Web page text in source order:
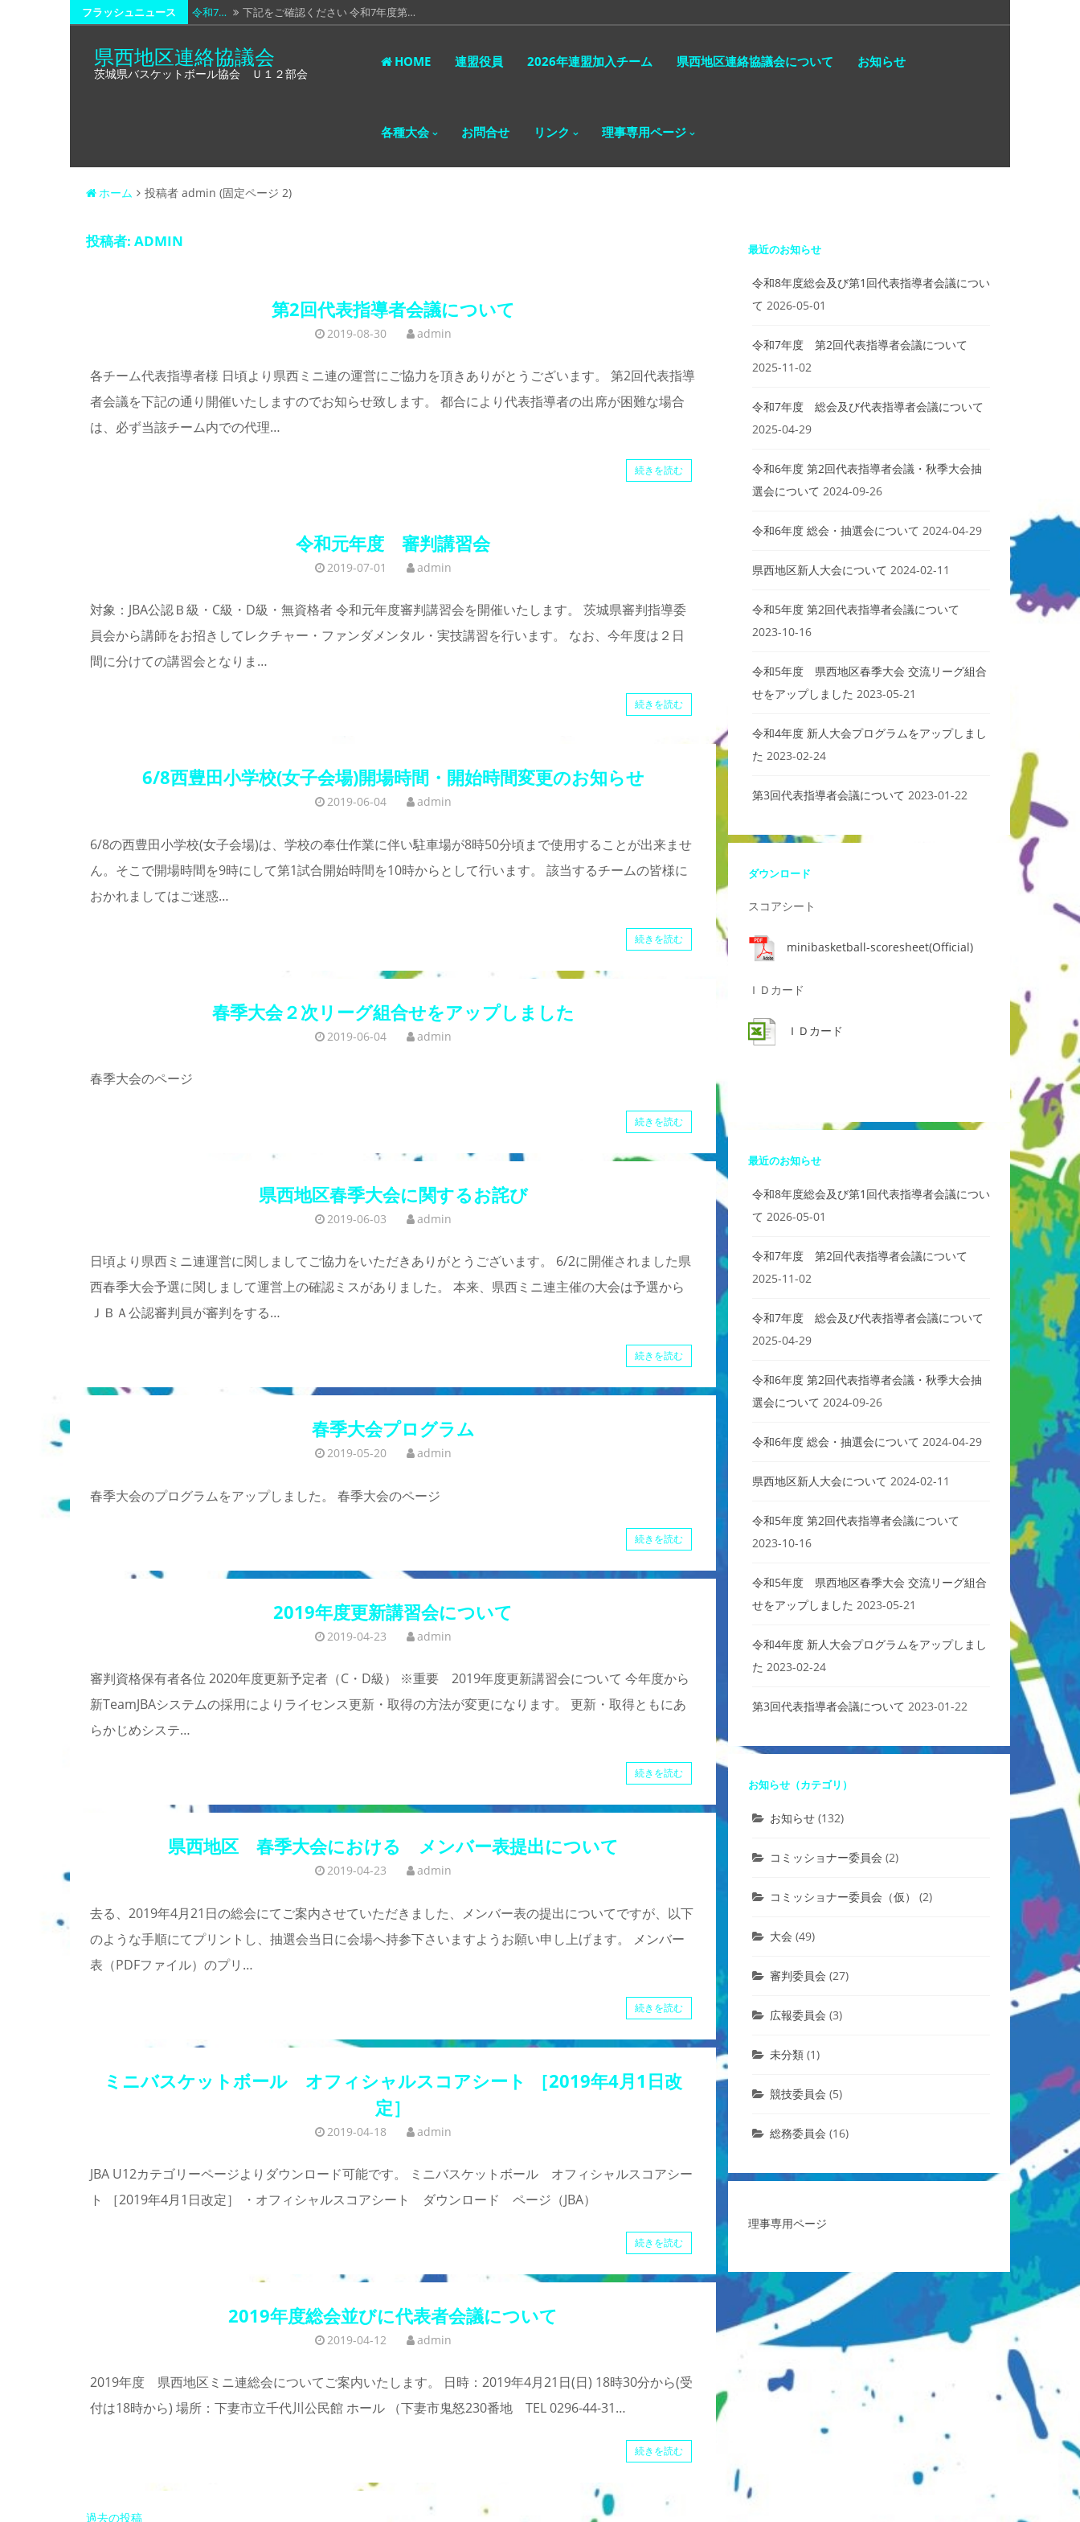
キ
フラッシュニュース 令和7… 下記をご確認ください 令和7年度第…
令和7… 下記をご確認ください。 令和7年度…
令和6… お世話になっております。 第2回代…
下記の通り、通知致します。 令和8…
県西地区連絡協議会
茨城県バスケットボール協会 Ｕ１２部会
HOME 連盟役員 2026年連盟加入チーム 県西地区連絡協議会について お知らせ
各種大会 お問合せ リンク 理事専用ページ
ホーム 投稿者 admin (固定ページ 2)
投稿者: ADMIN
第2回代表指導者会議について
2019-08-30 admin
各チーム代表指導者様 日頃より県西ミニ連の運営にご協力を頂きありがとうございます。 第2回代表指導
者会議を下記の通り開催いたしますのでお知らせ致します。 都合により代表指導者の出席が困難な場合
は、必ず当該チーム内での代理…
続きを読む
令和元年度 審判講習会
2019-07-01 admin
対象：JBA公認Ｂ級・C級・D級・無資格者 令和元年度審判講習会を開催いたします。 茨城県審判指導委
員会から講師をお招きしてレクチャー・ファンダメンタル・実技講習を行います。 なお、今年度は２日
間に分けての講習会となりま…
続きを読む
6/8西豊田小学校(女子会場)開場時間・開始時間変更のお知らせ
2019-06-04 admin
6/8の西豊田小学校(女子会場)は、学校の奉仕作業に伴い駐車場が8時50分頃まで使用することが出来ませ
ん。そこで開場時間を9時にして第1試合開始時間を10時からとして行います。 該当するチームの皆様に
おかれましてはご迷惑…
続きを読む
春季大会２次リーグ組合せをアップしました
2019-06-04 admin
春季大会のページ
続きを読む
県西地区春季大会に関するお詫び
2019-06-03 admin
日頃より県西ミニ連運営に関しましてご協力をいただきありがとうございます。 6/2に開催されました県
西春季大会予選に関しまして運営上の確認ミスがありました。 本来、県西ミニ連主催の大会は予選から
ＪＢＡ公認審判員が審判をする…
続きを読む
春季大会プログラム
2019-05-20 admin
春季大会のプログラムをアップしました。 春季大会のページ
続きを読む
2019年度更新講習会について
2019-04-23 admin
審判資格保有者各位 2020年度更新予定者（C・D級） ※重要 2019年度更新講習会について 今年度から
新TeamJBAシステムの採用によりライセンス更新・取得の方法が変更になります。 更新・取得ともにあ
らかじめシステ…
続きを読む
県西地区 春季大会における メンバー表提出について
2019-04-23 admin
去る、2019年4月21日の総会にてご案内させていただきました、メンバー表の提出についてですが、以下
のような手順にてプリントし、抽選会当日に会場へ持参下さいますようお願い申し上げます。 メンバー
表（PDFファイル）のプリ…
続きを読む
ミニバスケットボール オフィシャルスコアシート ［2019年4月1日改
定］
2019-04-18 admin
JBA U12カテゴリーページよりダウンロード可能です。 ミニバスケットボール オフィシャルスコアシー
ト ［2019年4月1日改定］ ・オフィシャルスコアシート ダウンロード ページ（JBA）
続きを読む
2019年度総会並びに代表者会議について
2019-04-12 admin
2019年度 県西地区ミニ連総会についてご案内いたします。 日時：2019年4月21日(日) 18時30分から(受
付は18時から) 場所：下妻市立千代川公民館 ホール （下妻市鬼怒230番地 TEL 0296-44-31…
続きを読む
過去の投稿
最近のお知らせ
令和8年度総会及び第1回代表指導者会議につい
て 2026-05-01
令和7年度 第2回代表指導者会議について
2025-11-02
令和7年度 総会及び代表指導者会議について
2025-04-29
令和6年度 第2回代表指導者会議・秋季大会抽
選会について 2024-09-26
令和6年度 総会・抽選会について 2024-04-29
県西地区新人大会について 2024-02-11
令和5年度 第2回代表指導者会議について
2023-10-16
令和5年度 県西地区春季大会 交流リーグ組合
せをアップしました 2023-05-21
令和4年度 新人大会プログラムをアップしまし
た 2023-02-24
第3回代表指導者会議について 2023-01-22
ダウンロード
スコアシート
minibasketball-scoresheet(Official)
ＩＤカード
ＩＤカード
最近のお知らせ
令和8年度総会及び第1回代表指導者会議につい
て 2026-05-01
令和7年度 第2回代表指導者会議について
2025-11-02
令和7年度 総会及び代表指導者会議について
2025-04-29
令和6年度 第2回代表指導者会議・秋季大会抽
選会について 2024-09-26
令和6年度 総会・抽選会について 2024-04-29
県西地区新人大会について 2024-02-11
令和5年度 第2回代表指導者会議について
2023-10-16
令和5年度 県西地区春季大会 交流リーグ組合
せをアップしました 2023-05-21
令和4年度 新人大会プログラムをアップしまし
た 2023-02-24
第3回代表指導者会議について 2023-01-22
お知らせ（カテゴリ）
お知らせ (132)
コミッショナー委員会 (2)
コミッショナー委員会（仮） (2)
大会 (49)
審判委員会 (27)
広報委員会 (3)
未分類 (1)
競技委員会 (5)
総務委員会 (16)
理事専用ページ